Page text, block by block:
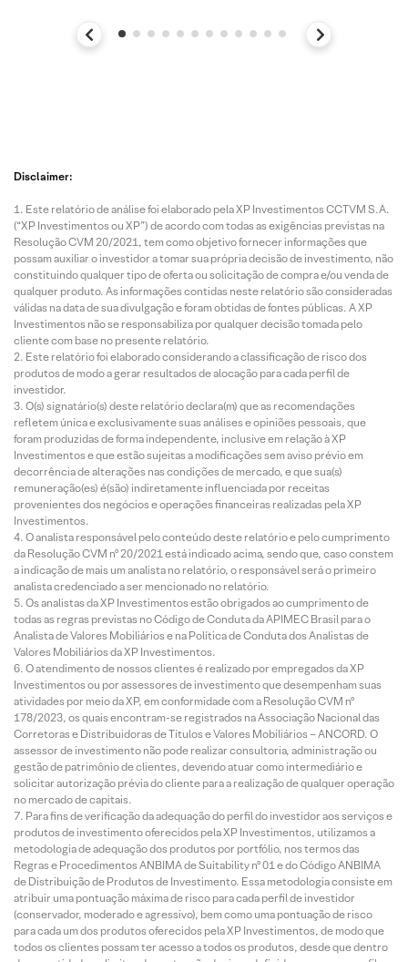
Disclaimer:
Este relatório de análise foi elaborado pela XP Investimentos CCTVM S.A.
(“XP Investimentos ou XP”) de acordo com todas as exigências previstas na
Resolução CVM 20/2021, tem como objetivo fornecer informações que
possam auxiliar o investidor a tomar sua própria decisão de investimento, não
constituindo qualquer tipo de oferta ou solicitação de compra e/ou venda de
qualquer produto. As informações contidas neste relatório são consideradas
válidas na data de sua divulgação e foram obtidas de fontes públicas. A XP
Investimentos não se responsabiliza por qualquer decisão tomada pelo
cliente com base no presente relatório.
Este relatório foi elaborado considerando a classificação de risco dos
produtos de modo a gerar resultados de alocação para cada perfil de
investidor.
O(s) signatário(s) deste relatório declara(m) que as recomendações
refletem única e exclusivamente suas análises e opiniões pessoais, que
foram produzidas de forma independente, inclusive em relação à XP
Investimentos e que estão sujeitas a modificações sem aviso prévio em
decorrência de alterações nas condições de mercado, e que sua(s)
remuneração(es) é(são) indiretamente influenciada por receitas
provenientes dos negócios e operações financeiras realizadas pela XP
Investimentos.
O analista responsável pelo conteúdo deste relatório e pelo cumprimento
da Resolução CVM nº 20/2021 está indicado acima, sendo que, caso constem
a indicação de mais um analista no relatório, o responsável será o primeiro
analista credenciado a ser mencionado no relatório.
Os analistas da XP Investimentos estão obrigados ao cumprimento de
todas as regras previstas no Código de Conduta da APIMEC Brasil para o
Analista de Valores Mobiliários e na Política de Conduta dos Analistas de
Valores Mobiliários da XP Investimentos.
O atendimento de nossos clientes é realizado por empregados da XP
Investimentos ou por assessores de investimento que desempenham suas
atividades por meio da XP, em conformidade com a Resolução CVM nº
178/2023, os quais encontram-se registrados na Associação Nacional das
Corretoras e Distribuidoras de Títulos e Valores Mobiliários – ANCORD. O
assessor de investimento não pode realizar consultoria, administração ou
gestão de patrimônio de clientes, devendo atuar como intermediário e
solicitar autorização prévia do cliente para a realização de qualquer operação
no mercado de capitais.
Para fins de verificação da adequação do perfil do investidor aos serviços e
produtos de investimento oferecidos pela XP Investimentos, utilizamos a
metodologia de adequação dos produtos por portfólio, nos termos das
Regras e Procedimentos ANBIMA de Suitability nº 01 e do Código ANBIMA
de Distribuição de Produtos de Investimento. Essa metodologia consiste em
atribuir uma pontuação máxima de risco para cada perfil de investidor
(conservador, moderado e agressivo), bem como uma pontuação de risco
para cada um dos produtos oferecidos pela XP Investimentos, de modo que
todos os clientes possam ter acesso a todos os produtos, desde que dentro